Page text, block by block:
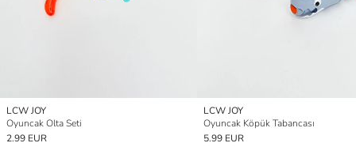
LCW JOY
Oyuncak Olta Seti
2.99 EUR
LCW JOY
Oyuncak Köpük Tabancası
5.99 EUR